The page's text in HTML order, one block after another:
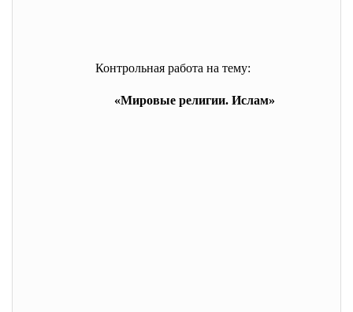
Контрольная работа на тему:
«Мировые религии. Ислам»